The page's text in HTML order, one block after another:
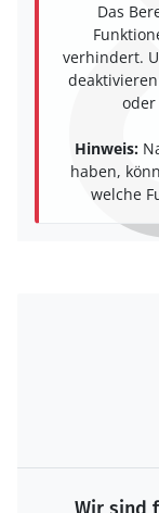
Das
verhindert.
Hinweis:
haben,
welche
Wir sind